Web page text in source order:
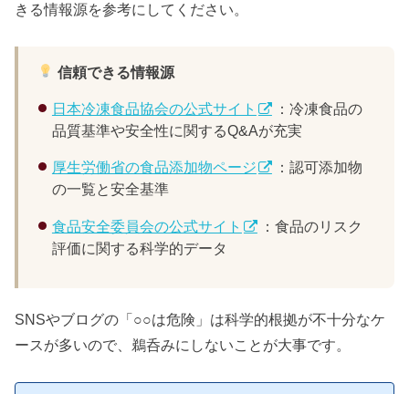
きる情報源を参考にしてください。
信頼できる情報源
日本冷凍食品協会の公式サイト
：冷凍食品の
品質基準や安全性に関するQ&Aが充実
厚生労働省の食品添加物ページ
：認可添加物
の一覧と安全基準
食品安全委員会の公式サイト
：食品のリスク
評価に関する科学的データ
SNSやブログの「○○は危険」は科学的根拠が不十分なケ
ースが多いので、鵜呑みにしないことが大事です。